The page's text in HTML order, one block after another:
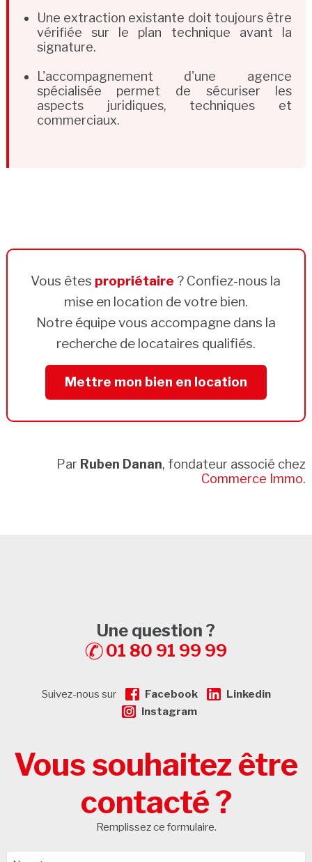
Une extraction existante doit toujours être
vérifiée sur le plan technique avant la
signature.
L'accompagnement d'une agence
spécialisée permet de sécuriser les
aspects juridiques, techniques et
commerciaux.
Vous êtes propriétaire ? Confiez-nous la
mise en location de votre bien.
Notre équipe vous accompagne dans la
recherche de locataires qualifiés.
Mettre mon bien en location
Par Ruben Danan, fondateur associé chez
Commerce Immo.
Une question ?
01 80 91 99 99
Suivez-nous sur Facebook
Linkedin
Instagram
Vous souhaitez être
contacté ?
Remplissez ce formulaire.